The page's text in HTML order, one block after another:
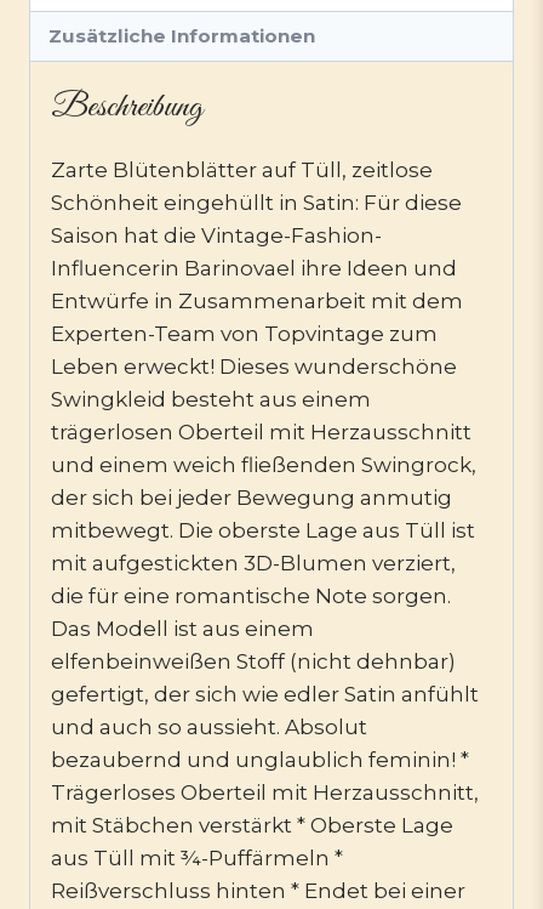
Zusätzliche Informationen
Beschreibung
Zarte Blütenblätter auf Tüll, zeitlose
Schönheit eingehüllt in Satin: Für diese
Saison hat die Vintage-Fashion-
Influencerin Barinovael ihre Ideen und
Entwürfe in Zusammenarbeit mit dem
Experten-Team von Topvintage zum
Leben erweckt! Dieses wunderschöne
Swingkleid besteht aus einem
trägerlosen Oberteil mit Herzausschnitt
und einem weich fließenden Swingrock,
der sich bei jeder Bewegung anmutig
mitbewegt. Die oberste Lage aus Tüll ist
mit aufgestickten 3D-Blumen verziert,
die für eine romantische Note sorgen.
Das Modell ist aus einem
elfenbeinweißen Stoff (nicht dehnbar)
gefertigt, der sich wie edler Satin anfühlt
und auch so aussieht. Absolut
bezaubernd und unglaublich feminin! *
Trägerloses Oberteil mit Herzausschnitt,
mit Stäbchen verstärkt * Oberste Lage
aus Tüll mit ¾-Puffärmeln *
Reißverschluss hinten * Endet bei einer